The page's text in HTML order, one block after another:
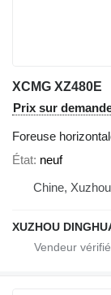
XCMG XZ480E
Prix sur
Foreuse
État neuf
Chine, Xuzhou